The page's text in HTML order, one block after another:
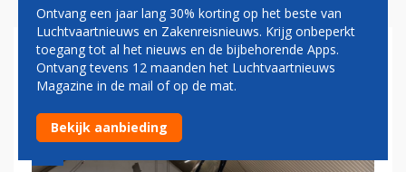
LAATSTE NEDERLANDSE F-
16 NAAR OEKRAÏNE
Ontvang een jaar lang 30% korting op het beste van
Luchtvaartnieuws en Zakenreisnieuws. Krijg onbeperkt
toegang tot al het nieuws en de bijbehorende Apps.
Ontvang tevens 12 maanden het Luchtvaartnieuws
Magazine in de mail of op de mat.
Bekijk aanbieding